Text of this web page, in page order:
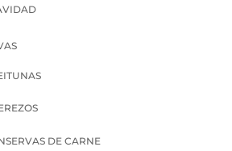
DE CARNE